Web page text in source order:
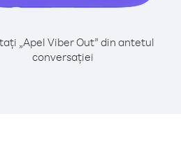
„Apel Viber Out” din antetul
conversației